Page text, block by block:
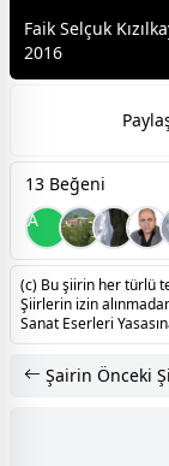
Faik Selçuk
2016
13 Beğeni
A
(c) Bu şiirin her türlü
Şiirlerin izin
Sanat Eserleri
Şairin Önceki